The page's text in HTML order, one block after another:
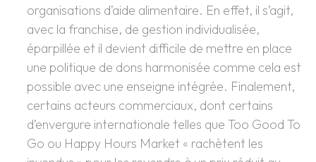
organisations d’aide alimentaire. En effet, il s’agit,
avec la franchise, de gestion individualisée,
éparpillée et il devient difficile de mettre en place
une politique de dons harmonisée comme cela est
possible avec une enseigne intégrée. Finalement,
certains acteurs commerciaux, dont certains
d’envergure internationale telles que Too Good To
Go ou Happy Hours Market « rachètent les